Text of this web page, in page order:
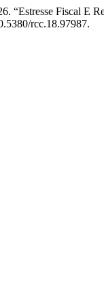
“Estresse Fiscal E
rcc.18.97987.